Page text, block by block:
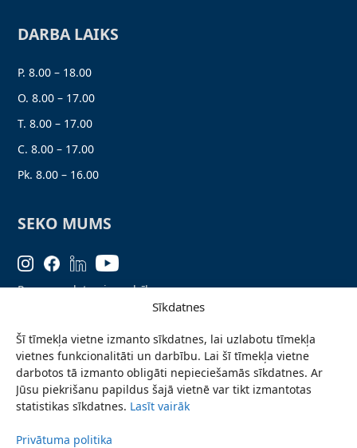
Sīkdatnes
Šī tīmekļa vietne izmanto sīkdatnes, lai uzlabotu tīmekļa
vietnes funkcionalitāti un darbību. Lai šī tīmekļa vietne
darbotos tā izmanto obligāti nepieciešamās sīkdatnes. Ar
Jūsu piekrišanu papildus šajā vietnē var tikt izmantotas
statistikas sīkdatnes. Lasīt vairāk
Privātuma politika
DARBA LAIKS
P. 8.00 – 18.00
O. 8.00 – 17.00
T. 8.00 – 17.00
C. 8.00 – 17.00
Pk. 8.00 – 16.00
SEKO MUMS
Personas datu aizsardzība
Ziņo par problēmu
Pieteikties jaunumiem
Piekļūstamības paziņojums